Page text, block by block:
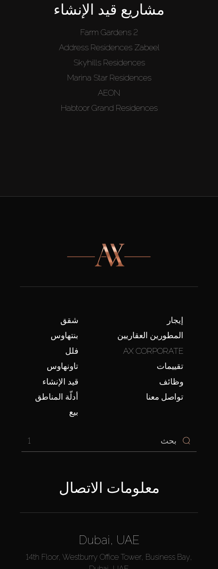
مشاريع قيد الإنشاء
Farm Gardens 2
Address Residences Zabeel
Skyhills Residences
Marina Star Residences
AEON
Habtoor Grand Residences
شقق
بنتهاوس
فلل
تاونهاوس
قيد الإنشاء
أدلّة المناطق
بيع
إيجار
المطورين العقاريين
AX CORPORATE
تقييمات
وظائف
تواصل معنا
1
معلومات الاتصال
Dubai, UAE
14th Floor, Westburry Office Tower, Business Bay,